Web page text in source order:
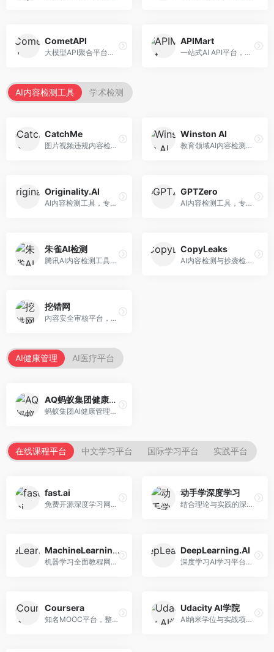
CometAPI
大模型API聚合平台，整合多种AI模型服务。面向开发者，提供统一接口、模型切换、监控分析等服务，API管理便捷。
APIMart
一站式AI API平台，整合多种AI服务。面向开发者，提供模型API、图像处理、语音识别等服务，API种类丰富。
AI内容检测工具 学术检测
CatchMe
图片视频违规内容检测平台，专注于视觉内容安全。面向内容平台，提供图片审核、视频审核、直播监控等服务，视觉检测专业。
Winston AI
教育领域AI内容检测平台，专注于学术诚信。面向教育机构，提供AI内容检测、抄袭检测、报告生成等服务，教育适配性强。
Originality.AI
AI内容检测工具，专注于内容原创性验证。面向内容创作者和出版商，提供AI检测、抄袭检测、批量分析等服务，检测精度高。
GPTZero
AI内容检测工具，专注于AI生成文本识别。面向教育工作者和出版商，提供文本检测、批量分析、API接口等服务，检测准确率高。
朱雀AI检测
腾讯AI内容检测工具，专注于中文内容识别。面向中文用户，提供AI内容检测、文本分析、报告生成等服务，中文检测专业。
CopyLeaks
AI内容检测与抄袭检测平台，专注于内容原创性验证。面向教育机构和出版商，提供AI检测、抄袭检测、多语言支持等服务，检测全面。
挖错网
内容安全审核平台，专注于违规内容检测。面向企业和平台，提供内容审核、敏感词检测、风险预警等服务，安全审核专业。
AI健康管理 AI医疗平台
AQ蚂蚁集团健康管家
蚂蚁集团AI健康管理服务，专注于个人健康监测。面向个人用户，提供健康评估、慢病管理、健康建议等服务，健康管理便捷。
在线课程平台 中文学习平台 国际学习平台 实践平台
fast.ai
免费开源深度学习网站，专注于实用AI教学。面向开发者，提供免费深度学习课程、实战项目、代码库等资源，学习门槛低。
动手学深度学习
结合理论与实践的深度学习教材，专注于代码驱动学习。面向学生和开发者，提供深度学习理论、代码实现、练习题等资源，学习体验好。
MachineLearningMastery
机器学习全面教程网站，专注于实用技能教学。面向开发者，提供机器学习算法、Python实现、项目实战等教程，实用性强。
DeepLearning.AI
深度学习AI学习平台，由吴恩达创立。面向AI学习者，提供深度学习专项课程、AI新闻、技术社区等资源，课程质量权威。
Coursera
知名MOOC平台，整合全球顶尖大学课程资源。面向学习者，提供AI、机器学习、深度学习等课程，证书认可度高，课程质量专业。
Udacity AI学院
AI纳米学位与实战项目平台，专注于职业导向学习。面向AI从业者，提供机器学习、深度学习、计算机视觉等纳米学位，项目实战性强。